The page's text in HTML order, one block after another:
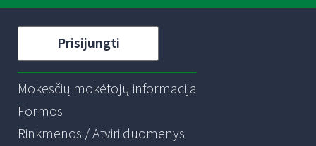
Prisijungti
Mokesčių mokėtojų informacija
Formos
Rinkmenos / Atviri duomenys